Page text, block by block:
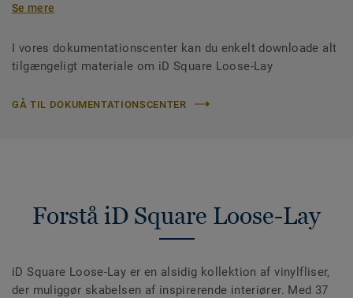
Se mere
I vores dokumentationscenter kan du enkelt downloade alt
tilgængeligt materiale om iD Square Loose-Lay
GÅ TIL DOKUMENTATIONSCENTER
Forstå iD Square Loose-Lay
iD Square Loose-Lay er en alsidig kollektion af vinylfliser,
der muliggør skabelsen af inspirerende interiører. Med 37